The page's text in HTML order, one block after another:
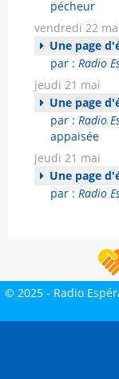
pécheur
vendredi 22
Une page
par : Radio
jeudi 21 mai
Une page
par : Radio
appaisée
jeudi 21 mai
Une page
par : Radio
© 2025 - Radio